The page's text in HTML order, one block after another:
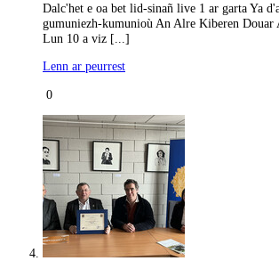
Dalc'het e oa bet lid-sinañ live 1 ar garta Ya
gumuniezh-kumunioù An Alre Kiberen
Lun 10 a viz [...]
Lenn ar peurrest
0